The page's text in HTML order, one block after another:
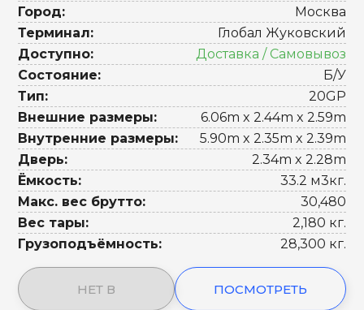
Город:
Москва
Терминал:
Глобал Жуковский
Доступно:
Доставка / Самовывоз
Состояние:
Б/У
Тип:
20GP
Внешние размеры:
6.06m x 2.44m x 2.59m
Внутренние размеры:
5.90m x 2.35m x 2.39m
Дверь:
2.34m x 2.28m
Ёмкость:
33.2 м3кг.
Макс. вес брутто:
30,480
Вес тары:
2,180 кг.
Грузоподъёмность:
28,300 кг.
НЕТ В ПОСМОТРЕТЬ